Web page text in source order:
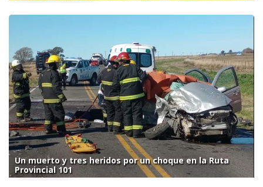
Un muerto y tres heridos por un choque en la Ruta
Provincial 101